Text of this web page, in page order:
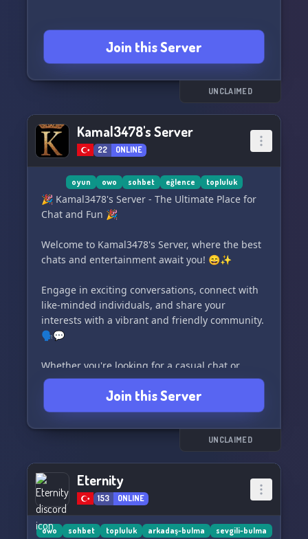
Join this Server
UNCLAIMED
Kamal3478's Server
22 ONLINE
oyun owo sohbet eğlence topluluk
🎉 Kamal3478's Server - The Ultimate Place for
Chat and Fun 🎉
Welcome to Kamal3478's Server, where the best
chats and entertainment await you! 😄✨
Engage in exciting conversations, connect with
like-minded individuals, and share your
interests with a vibrant and friendly community.
🗣️💬
Whether you're looking for a casual chat or
seeking new friends, our server provides the
perfect environment for endless laughter and
enjoyment. 🌟🎊
Join us now to become a part of a dynamic and
support, and genuine connections. 🌍🤝
Experience the best Discord server for
unforgettable moments, unforgettable
friendships, and unlimited entertainment! 🎉🎭
Join this Server
UNCLAIMED
Eternity
153 ONLINE
owo sohbet topluluk arkadaş-bulma sevgili-bulma